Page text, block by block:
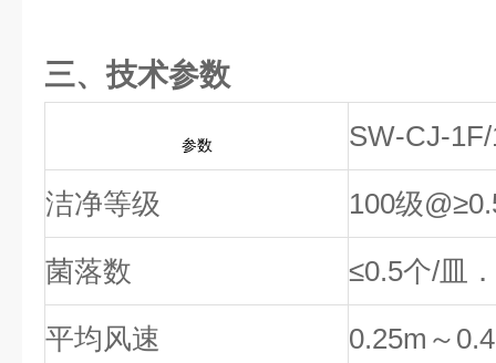
三、技术参数
参数 SW-CJ-
洁净等级 100级
菌落数 ≤0.5个/皿
平均风速 0.25m～